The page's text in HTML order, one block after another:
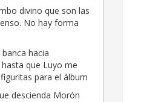
divino que son las
No hay forma
hacia
que Luyo me
para el álbum
descienda Morón